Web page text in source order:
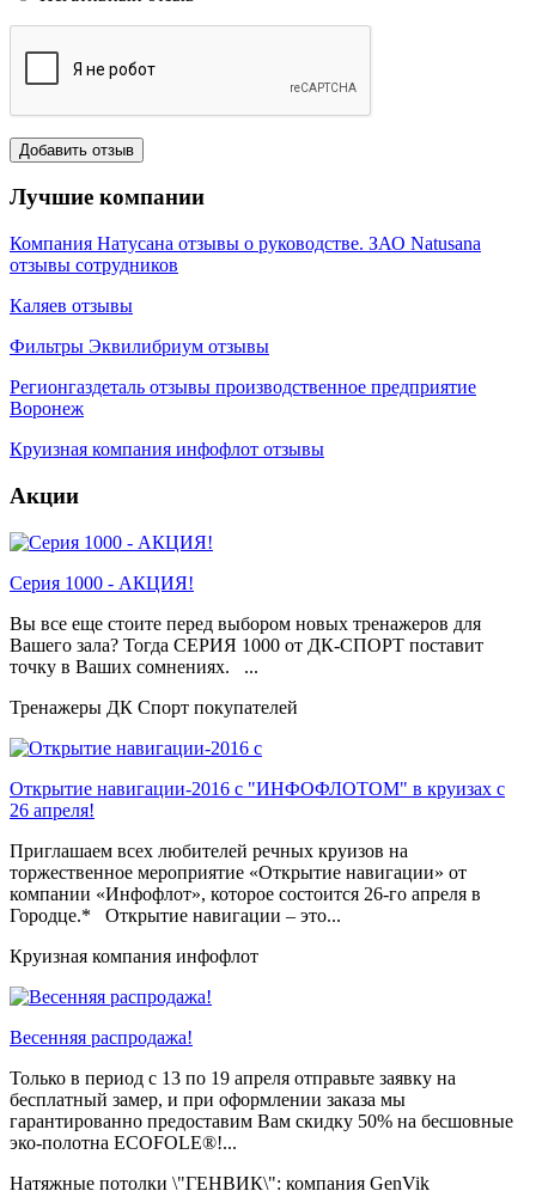
Лучшие компании
Компания Натусана отзывы о руководстве. ЗАО Natusana
отзывы сотрудников
Каляев отзывы
Фильтры Эквилибриум отзывы
Регионгаздеталь отзывы производственное предприятие
Воронеж
Круизная компания инфофлот отзывы
Акции
Серия 1000 - АКЦИЯ!
Вы все еще стоите перед выбором новых тренажеров для
Вашего зала? Тогда СЕРИЯ 1000 от ДК-СПОРТ поставит
точку в Ваших сомнениях. ...
Тренажеры ДК Спорт покупателей
Открытие навигации-2016 с "ИНФОФЛОТОМ" в круизах с
26 апреля!
Приглашаем всех любителей речных круизов на
торжественное мероприятие «Открытие навигации» от
компании «Инфофлот», которое состоится 26-го апреля в
Городце.* Открытие навигации – это...
Круизная компания инфофлот
Весенняя распродажа!
Только в период c 13 по 19 апреля отправьте заявку на
бесплатный замер, и при оформлении заказа мы
гарантированно предоставим Вам скидку 50% на бесшовные
эко-полотна ECOFOLE®!...
Натяжные потолки \"ГЕНВИК\": компания GenVik